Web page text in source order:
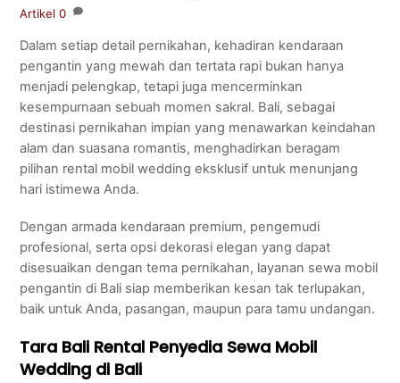
Artikel 0
Dalam setiap detail pernikahan, kehadiran kendaraan
pengantin yang mewah dan tertata rapi bukan hanya
menjadi pelengkap, tetapi juga mencerminkan
kesempurnaan sebuah momen sakral. Bali, sebagai
destinasi pernikahan impian yang menawarkan keindahan
alam dan suasana romantis, menghadirkan beragam
pilihan rental mobil wedding eksklusif untuk menunjang
hari istimewa Anda.
Dengan armada kendaraan premium, pengemudi
profesional, serta opsi dekorasi elegan yang dapat
disesuaikan dengan tema pernikahan, layanan sewa mobil
pengantin di Bali siap memberikan kesan tak terlupakan,
baik untuk Anda, pasangan, maupun para tamu undangan.
Tara Bali Rental Penyedia Sewa Mobil
Wedding di Bali